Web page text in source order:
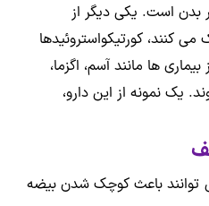
بدن است. یکی دیگر از
کنند، کورتیکواستروئیدها
ها مانند آسم، اگزما،
یک نمونه از این دارو،
توانند باعث کوچک شدن بیضه